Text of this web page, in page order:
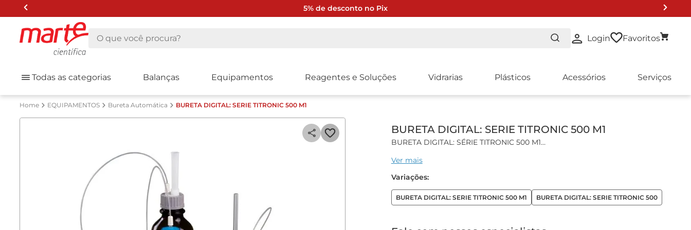
5% de desconto no Pix
O que você procura?
Login Favoritos
Todas as categorias Balanças Equipamentos Reagentes e Soluções Vidrarias Plásticos Acessórios Serviços
EQUIPAMENTOS Bureta Automática BURETA DIGITAL: SERIE TITRONIC 500 M1
BURETA DIGITAL: SERIE TITRONIC 500 M1
BURETA DIGITAL: SÉRIE TITRONIC 500 M1
Características gerais:
Bureta automática de precisão e unidades intercambiáveis de 5, 10, 20 ou
50mL de volume;
Ótima opção para substituir as buretas de vidro convencionais e bottle-tap
Ver mais
Variações:
BURETA DIGITAL: SERIE TITRONIC 500 M1 BURETA DIGITAL: SERIE TITRONIC 500